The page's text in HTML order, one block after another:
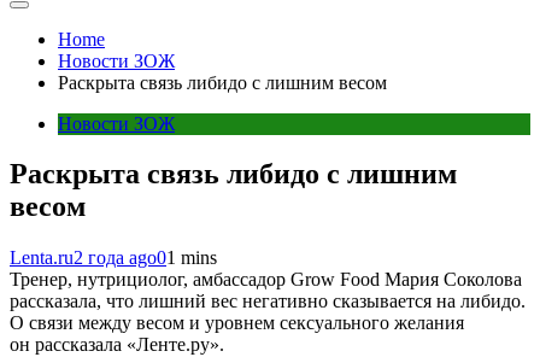
Home
Новости ЗОЖ
Раскрыта связь либидо с лишним весом
Новости ЗОЖ
Раскрыта связь либидо с лишним
весом
Lenta.ru2 года ago01 mins
Тренер, нутрициолог, амбассадор Grow Food Мария Соколова
рассказала, что лишний вес негативно сказывается на либидо.
О связи между весом и уровнем сексуального желания
он рассказала «Ленте.ру».